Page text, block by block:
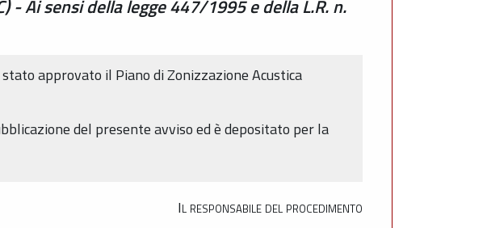
- Ai sensi della legge 447/1995 e della L.R. n.
approvato il Piano di Zonizzazione Acustica
del presente avviso ed è depositato per la
Il responsabile del procedimento